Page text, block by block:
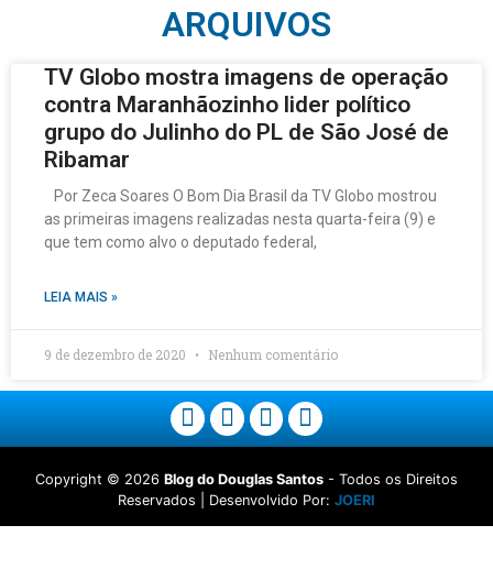
ARQUIVOS
TV Globo mostra imagens de operação
contra Maranhãozinho lider político
grupo do Julinho do PL de São José de
Ribamar
Por Zeca Soares O Bom Dia Brasil da TV Globo mostrou
as primeiras imagens realizadas nesta quarta-feira (9) e
que tem como alvo o deputado federal,
LEIA MAIS »
9 de dezembro de 2020 Nenhum comentário
Copyright © 2026 Blog do Douglas Santos - Todos os Direitos
Reservados | Desenvolvido Por: JOERI